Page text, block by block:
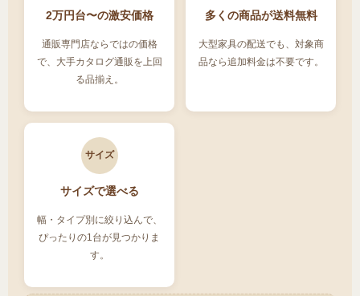
2万円台〜の激安価格
通販専門店ならではの価格
で、大手カタログ通販を上回
る品揃え。
多くの商品が送料無料
大型家具の配送でも、対象商
品なら追加料金は不要です。
サイズ
サイズで選べる
幅・タイプ別に絞り込んで、
ぴったりの1台が見つかりま
す。